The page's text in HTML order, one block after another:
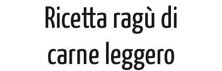
Ricetta ragù di
carne leggero